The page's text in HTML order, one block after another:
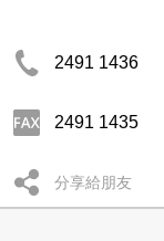
2491 1436
2491 1435
分享給朋友